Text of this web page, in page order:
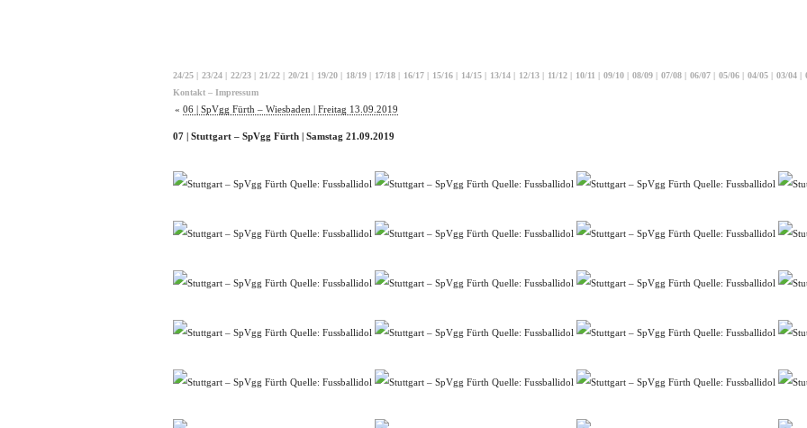
24/25 | 23/24 | 22/23 | 21/22 | 20/21 | 19/20 | 18/19 | 17/18 | 16/17 | 15/16 | 14/15 | 13/14 | 12/13 | 11/12 | 10/11 | 09/10 | 08/09 | 07/08 | 06/07 | 05/06 | 04/05 | 03/04 |
Kontakt – Impressum
« 06 | SpVgg Fürth – Wiesbaden | Freitag 13.09.2019
07 | Stuttgart – SpVgg Fürth | Samstag 21.09.2019
Quelle: Fussballidol Quelle: Fussballidol Quelle: Fussballidol
Quelle: Fussballidol Quelle: Fussballidol Quelle: Fussballidol
Quelle: Fussballidol Quelle: Fussballidol Quelle: Fussballidol
Quelle: Fussballidol Quelle: Fussballidol Quelle: Fussballidol
Quelle: Fussballidol Quelle: Fussballidol Quelle: Fussballidol